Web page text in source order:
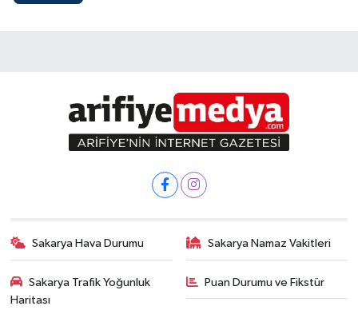
Sakarya Hava Durumu Sakarya Namaz Vakitleri
Sakarya Trafik Yoğunluk
Haritası
Puan Durumu ve Fikstür